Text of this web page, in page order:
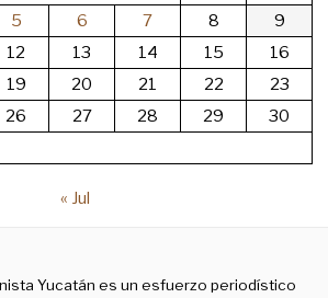
5 6 7 8
9
12 13 14 15
16
19 20 21 22
23
26 27 28 29
30
« Jul
Yucatán es un esfuerzo periodístico